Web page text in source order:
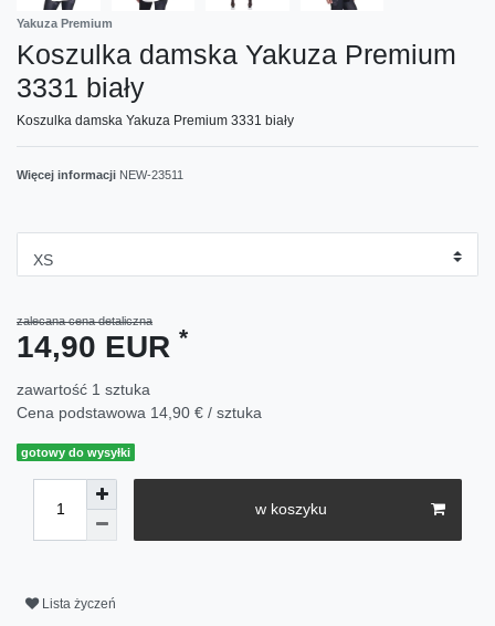
Yakuza Premium
Koszulka damska Yakuza Premium
3331 biały
Koszulka damska Yakuza Premium 3331 biały
Więcej informacji NEW-23511
zalecana cena detaliczna
14,90 EUR *
zawartość 1 sztuka
Cena podstawowa 14,90 € / sztuka
gotowy do wysyłki
w koszyku
Lista życzeń